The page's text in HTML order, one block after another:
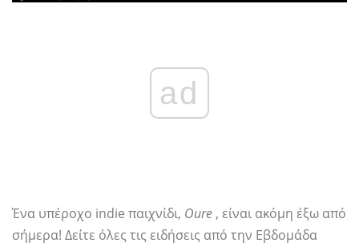
ad
Ένα υπέροχο indie παιχνίδι, Oure , είναι ακόμη έξω από
σήμερα! Δείτε όλες τις ειδήσεις από την Εβδομάδα